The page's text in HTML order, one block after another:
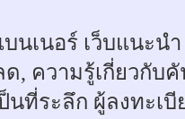
นเนอร์ เว็บแนะน
, ความรู้เกี่ยวกับคั
นที่ระลึก ผู้ลงทะเบี